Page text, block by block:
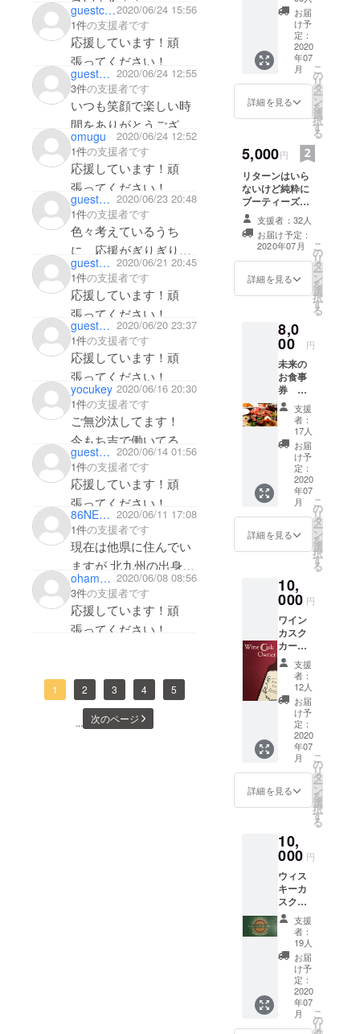
微力ながらもう少し応
援させてください！
またお店に行くのを楽
しみにしております。
guestc87ff8a6f0642020/06/24 15:56
1件の支援者です
応援しています！頑
張ってください！
guest7378d4d39c14 2020/06/24 12:55
3件の支援者です
いつも笑顔で楽しい時
間をありがとうござい
ます。早くもとの活気
が戻ってくるように応
援してます。
omugu
2020/06/24 12:52
1件の支援者です
応援しています！頑
張ってください！
guest38a5adfc8034 2020/06/23 20:48
1件の支援者です
色々考えているうち
に、応援がぎりぎりに
なってしまいました。
また近々、差し入れ
持って応援に（飲み
に）行きますね！
（笑）
guest8c022e3b4f44 2020/06/21 20:45
1件の支援者です
応援しています！頑
張ってください！
guestd8c16889caa4 2020/06/20 23:37
1件の支援者です
応援しています！頑
張ってください！
yocukey 2020/06/16 20:30
1件の支援者です
ご無沙汰してます！
今もち吉で働いてる久
恒という弱輩者です。
秋山社長と一番最初に
お会いしてから10年以
上経ち、当時何も外食
について知識が無かっ
た自分に親切に接して
くれて、浅い信念しか
持てない自分に今でも
優しく接して下さる秋
山社長を微力ながら応
い！
guestae7ab7908bf4 2020/06/14 01:56
1件の支援者です
応援しています！頑
張ってください！
86NEMURIN 2020/06/11 17:08
1件の支援者です
現在は他県に住んでい
ますが 北九州の出身で
す。帰省時にはお店に
伺いたいと思っていま
す。楽しみにしていま
ohamayu 2020/06/08 08:56
3件の支援者です
応援しています！頑
張ってください！
レシピ教えてください
♪
1 2 3 4 5
... 次のページ
分 通常
￥5500
→￥500
0 2020
年7月〜
2025年
7月まで
有効 初
めての
な ブー
ティー
ズの人
気メ
ニュー
が４品
入って
ます♪
・自家
製ロー
スト
使った
バー
ニャカ
ウダ ・
氷温熟
成肉
赤牛の
グリル
・北海
道産ラ
クレッ
トチー
ズ＆バ
ゲット
お届
け予
定：
2020
年07
月
詳細を見る
こ
の
リ
タ
ー
ン
を
選
択
す
る
5,000円
リターンはいら
ないけど純粋に
ブーティーズを
応援したいと
言っていただけ
る方へのプロ
ジェクトm(_
_)m 代表のマイ
ボトルから一杯
支援者：32人
お届け予定：
2020年07月
詳細を見る
こ
の
リ
タ
ー
ン
を
選
択
す
る
8,0
00 円
未来の
お食事
券 赤
牛ス
テーキ
コース
２名様
分 通常
￥8800
→￥800
0 2020
年7月〜
2025年
7月まで
有効
支援
者：
17人
お届
け予
定：
2020
年07
月
詳細を見る
こ
の
リ
タ
ー
ン
を
選
択
す
る
10,
000 円
ワイン
カスク
カード
お好き
なワイ
ンを
12000
円分飲
める
カード♪
通常
￥1100
0→￥10
000
2020年
7月まで
有効
支援
者：
12人
お届
け予
定：
2020
年07
月
詳細を見る
こ
の
リ
タ
ー
ン
を
選
択
す
る
10,
000 円
ウィス
キーカ
スク
カード
お好き
なウィ
スキー
12000
円分飲
める
カード♪
通常
支援
者：
19人
お届
け予
定：
2020
年07
月
こ
の
リ